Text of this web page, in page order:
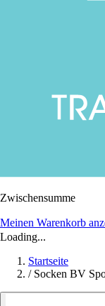
Zwischensumme
Meinen Warenkorb
Loading...
Startseite
/ Socken BV